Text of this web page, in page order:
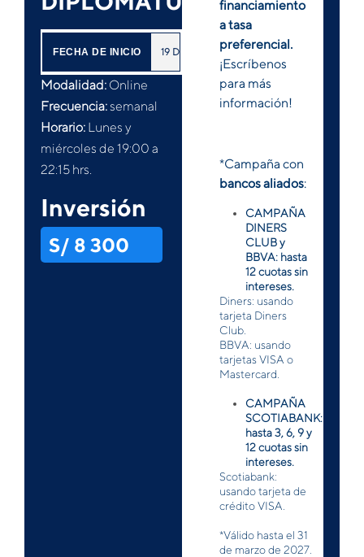
FECHA DE INICIO 19 DE AGOSTO 2026
Modalidad: Online
Frecuencia:semanal
Horario: Lunes y
miércoles de 19:00 a
22:15 hrs.
Inversión
S/ 8 300
financiamiento
a tasa
preferencial.
¡Escríbenos
para más
información!
*Campaña con
bancos aliados:
CAMPAÑA
DINERS
CLUB y
BBVA: hasta
12 cuotas sin
intereses.
Diners: usando
tarjeta Diners
Club.
BBVA: usando
tarjetas VISA o
Mastercard.
CAMPAÑA
SCOTIABANK:
hasta 3, 6, 9 y
12 cuotas sin
intereses.
Scotiabank:
usando tarjeta de
crédito VISA.
*Válido hasta el 31
de marzo de 2027.